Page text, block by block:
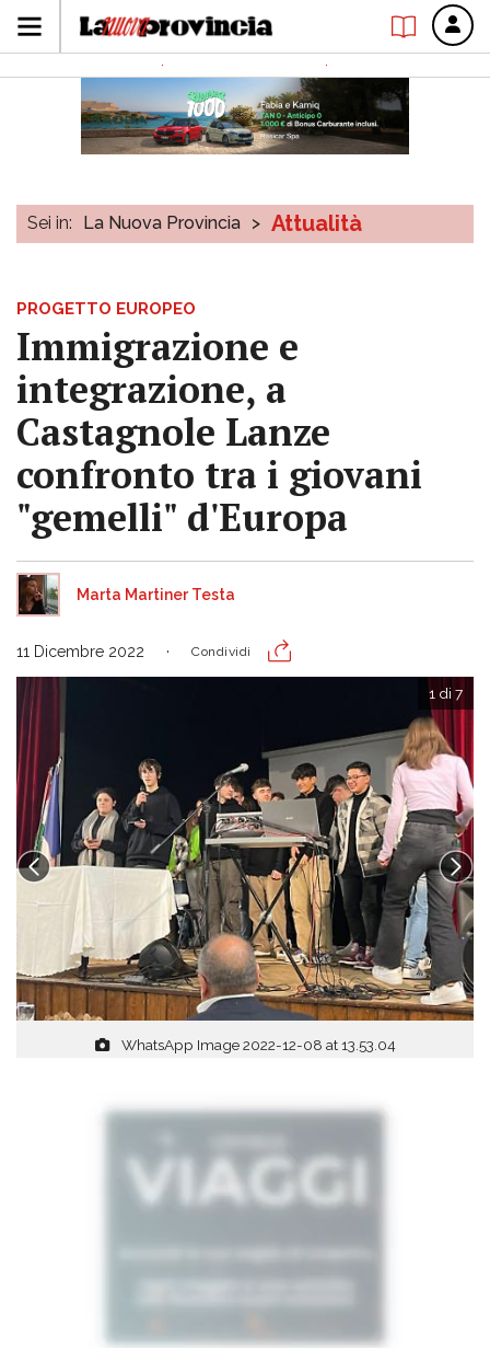
Sei in: La Nuova Provincia > Attualità
PROGETTO EUROPEO
Immigrazione e
integrazione, a
Castagnole Lanze
confronto tra i giovani
"gemelli" d'Europa
Marta Martiner Testa
11 Dicembre 2022 Condividi
WhatsApp Image 2022-12-08 at 13.53.04
1 di 7